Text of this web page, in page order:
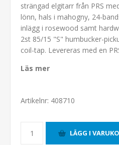
strängad elgitarr från PRS
lönn, hals i mahogny, 24-
inlägg i rosewood samt
2st 85/15 "S" humbucker-
coil-tap. Levereras med en
Läs mer
Artikelnr: 408710